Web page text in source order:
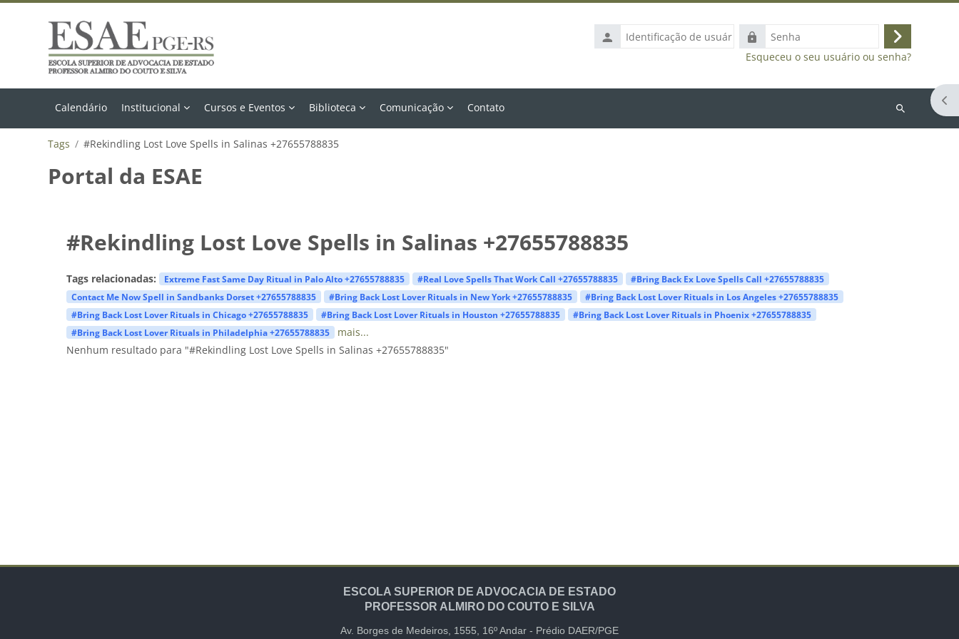
Identificação
de
Senha
Acessar
Esqueceu o seu usuário ou senha?
Calendário Institucional Cursos e Eventos Biblioteca Comunicação Contato
Buscar
Tags #Rekindling Lost Love Spells in Salinas +27655788835
Portal da ESAE
#Rekindling Lost Love Spells in Salinas +27655788835
Tags relacionadas: Extreme Fast Same Day Ritual in Palo Alto +27655788835 #Real Love Spells That Work Call +27655788835
#Bring Back Ex Love Spells Call +27655788835
Contact Me Now Spell in Sandbanks Dorset +27655788835
#Bring Back Lost Lover Rituals in New York +27655788835
#Bring Back Lost Lover Rituals in Los Angeles +27655788835
#Bring Back Lost Lover Rituals in Chicago +27655788835
#Bring Back Lost Lover Rituals in Houston +27655788835
#Bring Back Lost Lover Rituals in Phoenix +27655788835
#Bring Back Lost Lover Rituals in Philadelphia +27655788835
mais...
Nenhum resultado para "#Rekindling Lost Love Spells in Salinas +27655788835"
ESCOLA SUPERIOR DE ADVOCACIA DE ESTADO
PROFESSOR ALMIRO DO COUTO E SILVA
Av. Borges de Medeiros, 1555, 16º Andar - Prédio DAER/PGE